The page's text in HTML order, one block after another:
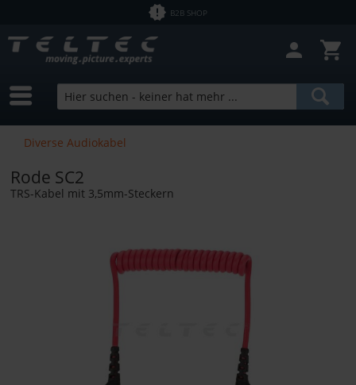
B2B SHOP
Diverse Audiokabel
Rode SC2
TRS-Kabel mit 3,5mm-Steckern